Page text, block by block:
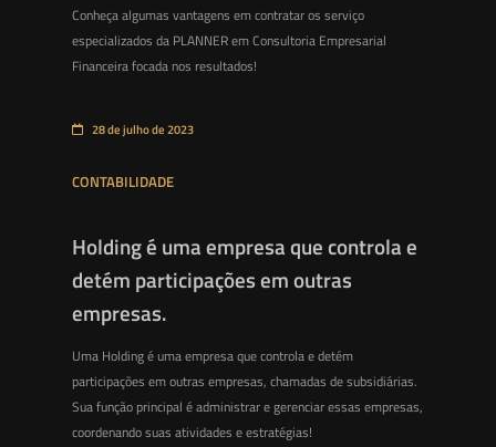
Conheça algumas vantagens em contratar os serviço
especializados da PLANNER em Consultoria Empresarial
Financeira focada nos resultados!
28 de julho de 2023
CONTABILIDADE
Holding é uma empresa que controla e
detém participações em outras
empresas.
Uma Holding é uma empresa que controla e detém
participações em outras empresas, chamadas de subsidiárias.
Sua função principal é administrar e gerenciar essas empresas,
coordenando suas atividades e estratégias!